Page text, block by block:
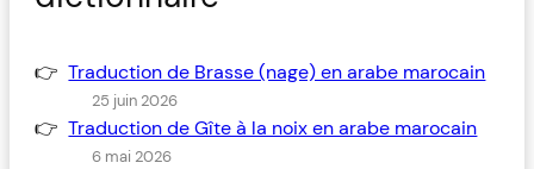
Traduction de Brasse (nage) en arabe marocain
25 juin 2026
Traduction de Gîte à la noix en arabe marocain
6 mai 2026